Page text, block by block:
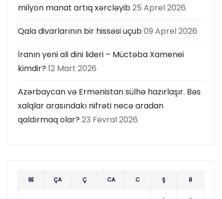
milyon manat artıq xərcləyib25 Aprel 2026
Qala divarlarının bir hissəsi uçub09 Aprel 2026
İranın yeni ali dini lideri – Müctəba Xamenei
kimdir? 12 Mart 2026
Azərbaycan və Ermənistan sülhə hazırlaşır. Bəs
xalqlar arasındakı nifrəti necə aradan
qaldırmaq olar? 23 Fevral 2026
BE ÇA Ç CA C Ş B